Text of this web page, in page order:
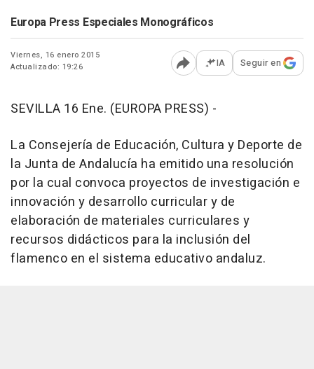
Europa Press Especiales Monográficos
Viernes, 16 enero 2015
Actualizado: 19:26
Abrir opciones para
IA Seguir en
SEVILLA 16 Ene. (EUROPA PRESS) -
La Consejería de Educación, Cultura y Deporte de
la Junta de Andalucía ha emitido una resolución
por la cual convoca proyectos de investigación e
innovación y desarrollo curricular y de
elaboración de materiales curriculares y
recursos didácticos para la inclusión del
flamenco en el sistema educativo andaluz.